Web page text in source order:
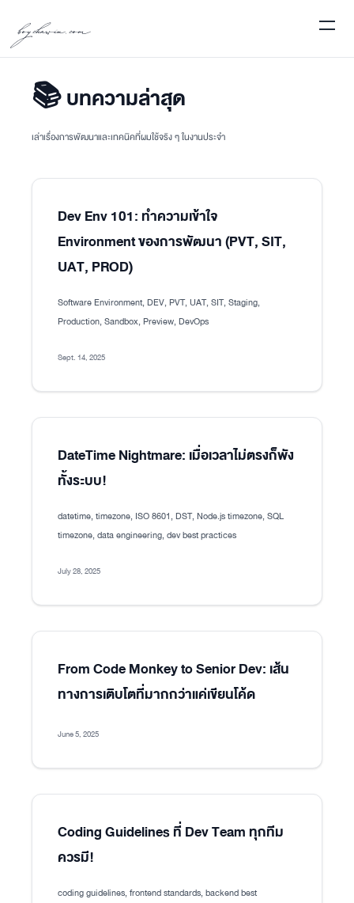
boychawin.com
📚 บทความล่าสุด
เล่าเรื่องการพัฒนาและเทคนิคที่ผมใช้จริง ๆ ในงานประจำ
Dev Env 101: ทำความเข้าใจ
Environment ของการพัฒนา (PVT, SIT,
UAT, PROD)
Software Environment, DEV, PVT, UAT, SIT, Staging,
Production, Sandbox, Preview, DevOps
Sept. 14, 2025
DateTime Nightmare: เมื่อเวลาไม่ตรงก็พัง
ทั้งระบบ!
datetime, timezone, ISO 8601, DST, Node.js timezone, SQL
timezone, data engineering, dev best practices
July 28, 2025
From Code Monkey to Senior Dev: เส้น
ทางการเติบโตที่มากกว่าแค่เขียนโค้ด
June 5, 2025
Coding Guidelines ที่ Dev Team ทุกทีม
ควรมี!
coding guidelines, frontend standards, backend best